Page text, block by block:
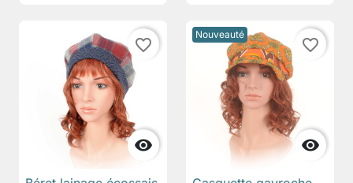

favorite_border
Nouveauté

favorite_border